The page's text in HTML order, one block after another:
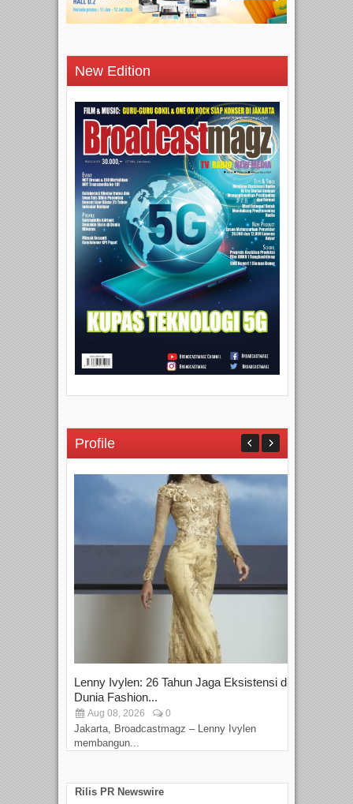
New Edition
Profile
Lenny Ivylen: 26 Tahun Jaga Eksistensi di
Dunia Fashion...
Aug 08, 2026 0
Jakarta, Broadcastmagz – Lenny Ivylen
membangun...
Rilis PR Newswire